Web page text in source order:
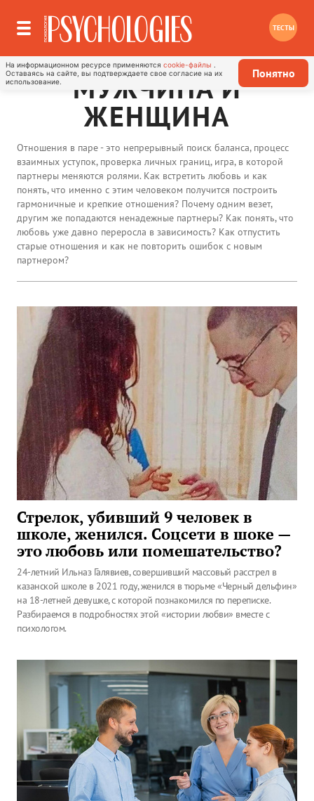
ТЕСТЫ
На информационном ресурсе применяются cookie-файлы
Оставаясь на сайте, вы подтверждаете свое согласие на их
использование.
Понятно
МУЖЧИНА И
ЖЕНЩИНА
Отношения в паре - это непрерывный поиск баланса, процесс
взаимных уступок, проверка личных границ, игра, в которой
партнеры меняются ролями. Как встретить любовь и как
понять, что именно с этим человеком получится построить
гармоничные и крепкие отношения? Почему одним везет,
другим же попадаются ненадежные партнеры? Как понять, что
любовь уже давно переросла в зависимость? Как отпустить
старые отношения и как не повторить ошибок с новым
партнером?
Стрелок, убивший 9 человек в
школе, женился. Соцсети в шоке —
это любовь или помешательство?
24-летний Ильназ Галявиев, совершивший массовый расстрел в
казанской школе в 2021 году, женился в тюрьме «Черный дельфин»
на 18-летней девушке, с которой познакомился по переписке.
Разбираемся в подробностях этой «истории любви» вместе с
психологом.